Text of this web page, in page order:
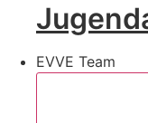
EVVE Team